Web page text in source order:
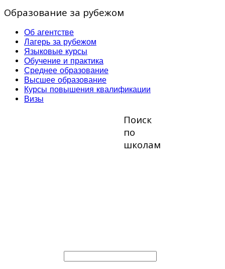
Образование за рубежом
Об агентстве
Лагерь за рубежом
Языковые курсы
Обучение и практика
Среднее образование
Высшее образование
Курсы повышения квалификации
Визы
Поиск
по
школам